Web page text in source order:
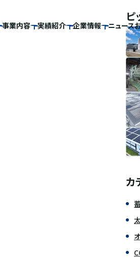
事業内容 実績紹介 企業情報 ニュース
ピ
カ